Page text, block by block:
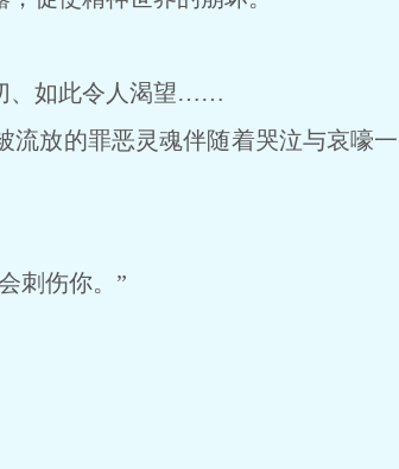
、如此令人渴望……
放的罪恶灵魂伴随着哭泣与哀嚎一
刺伤你。”